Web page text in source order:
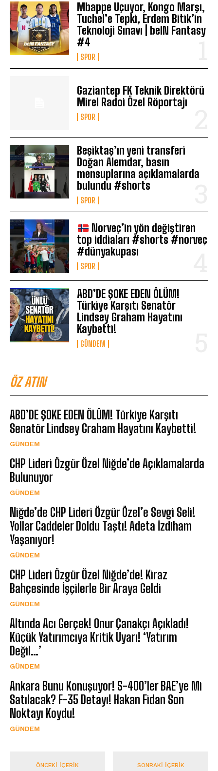
Mbappe Uçuyor, Kongo Marşı,
Tuchel’e Tepki, Erdem Bitik’in
Teknoloji Sınavı | beIN Fantasy
#4
SPOR
Gaziantep FK Teknik Direktörü
Mirel Radoi Özel Röportajı
SPOR
Beşiktaş’ın yeni transferi
Doğan Alemdar, basın
mensuplarına açıklamalarda
bulundu #shorts
SPOR
Norveç’in yön değiştiren
top iddiaları #shorts #norveç
#dünyakupası
SPOR
ABD’DE ŞOKE EDEN ÖLÜM!
Türkiye Karşıtı Senatör
Lindsey Graham Hayatını
Kaybetti!
GÜNDEM
ÖZ ATIN
ABD’DE ŞOKE EDEN ÖLÜM! Türkiye Karşıtı
Senatör Lindsey Graham Hayatını Kaybetti!
GÜNDEM
CHP Lideri Özgür Özel Niğde’de Açıklamalarda
Bulunuyor
GÜNDEM
Niğde’de CHP Lideri Özgür Özel’e Sevgi Seli!
Yollar Caddeler Doldu Taştı! Adeta İzdiham
Yaşanıyor!
GÜNDEM
CHP Lideri Özgür Özel Niğde’de! Kiraz
Bahçesinde İşçilerle Bir Araya Geldi
GÜNDEM
Altında Acı Gerçek! Onur Çanakçı Açıkladı!
Küçük Yatırımcıya Kritik Uyarı! ‘Yatırım
Değil…’
GÜNDEM
Ankara Bunu Konuşuyor! S-400’ler BAE’ye Mi
Satılacak? F-35 Detayı! Hakan Fidan Son
Noktayı Koydu!
GÜNDEM
ÖNCEKI İÇERIK SONRAKI İÇERIK